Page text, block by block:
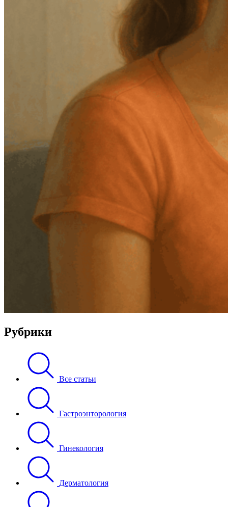
Рубрики
Все статьи
Гастроэнторология
Гинекология
Дерматология